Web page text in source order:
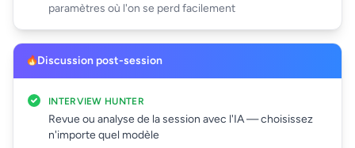
paramètres où l'on se perd facilement
Discussion post-session
INTERVIEW HUNTER
Revue ou analyse de la session avec l'IA — choisissez
n'importe quel modèle